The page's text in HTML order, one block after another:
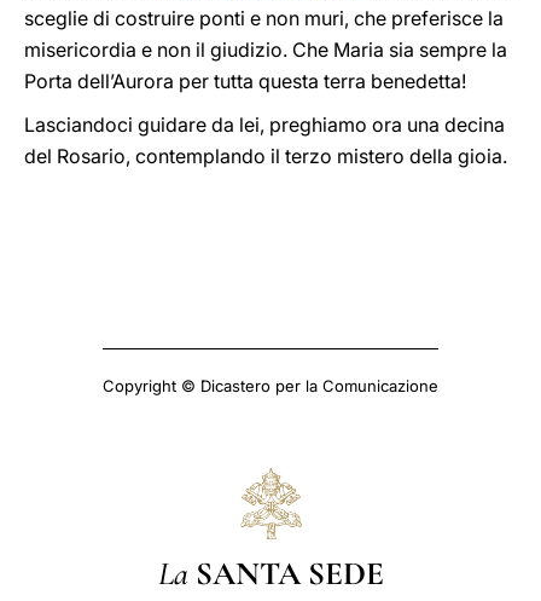
sceglie di costruire ponti e non muri, che preferisce la
misericordia e non il giudizio. Che Maria sia sempre la
Porta dell’Aurora per tutta questa terra benedetta!
Lasciandoci guidare da lei, preghiamo ora una decina
del Rosario, contemplando il terzo mistero della gioia.
Copyright © Dicastero per la Comunicazione
La SANTA SEDE